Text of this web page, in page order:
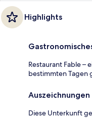
Highlights
Restaurant Fable –
bestimmten Tagen
Diese Unterkunft